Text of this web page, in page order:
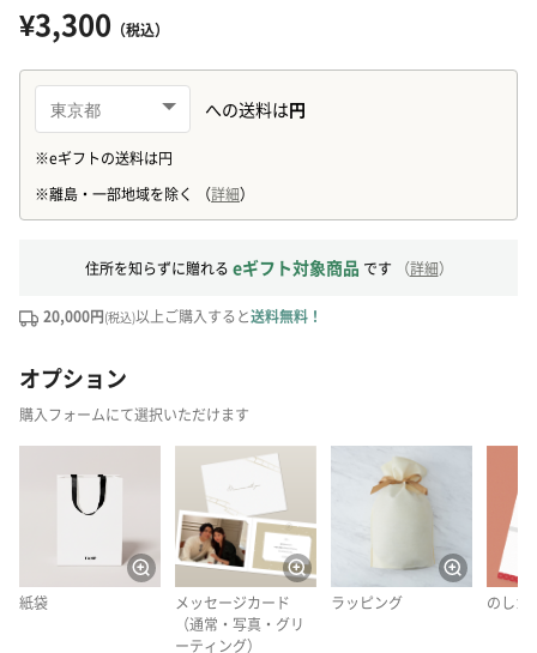
¥3,300 （税込）
住所を知らずに贈れる eギフト対象商品 です （詳細）
20,000円(税込)以上ご購入すると送料無料！
オプション
購入フォームにて選択いただけます
紙袋
メッセージカード
（通常・写真・グリ
ーティング）
ラッピング のしカ